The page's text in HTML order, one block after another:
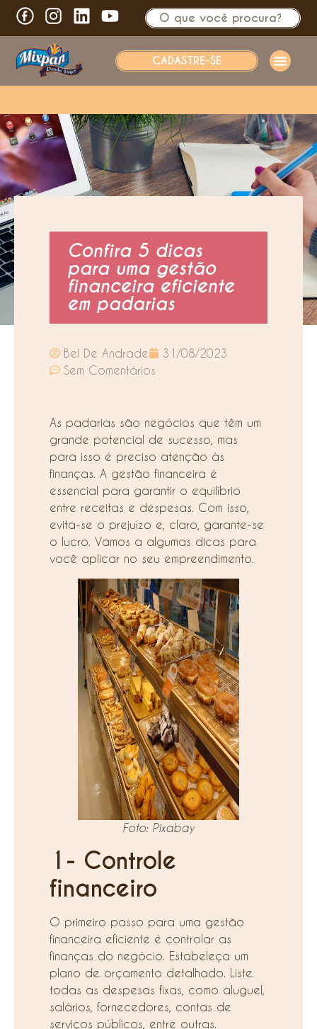
CADASTRE-SE
Confira 5 dicas
para uma gestão
financeira eficiente
em padarias
Bel De Andrade
31/08/2023
Sem Comentários
As padarias são negócios que têm um
grande potencial de sucesso, mas
para isso é preciso atenção às
finanças. A gestão financeira é
essencial para garantir o equilíbrio
entre receitas e despesas. Com isso,
evita-se o prejuízo e, claro, garante-se
o lucro. Vamos a algumas dicas para
você aplicar no seu empreendimento.
Foto: Pixabay
1- Controle
financeiro
O primeiro passo para uma gestão
financeira eficiente é controlar as
finanças do negócio. Estabeleça um
plano de orçamento detalhado. Liste
todas as despesas fixas, como aluguel,
salários, fornecedores, contas de
serviços públicos, entre outras.